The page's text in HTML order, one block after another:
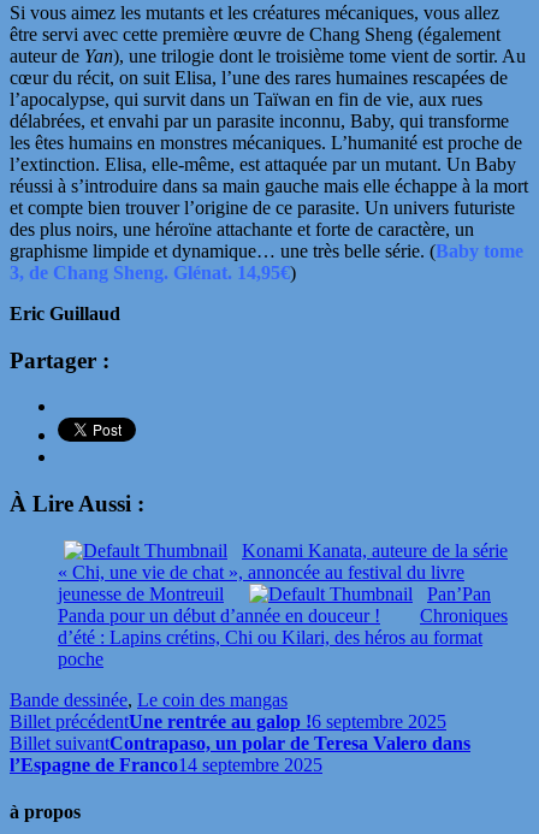
Si vous aimez les mutants et les créatures mécaniques, vous allez
être servi avec cette première œuvre de Chang Sheng (également
auteur de Yan), une trilogie dont le troisième tome vient de sortir. Au
cœur du récit, on suit Elisa, l’une des rares humaines rescapées de
l’apocalypse, qui survit dans un Taïwan en fin de vie, aux rues
délabrées, et envahi par un parasite inconnu, Baby, qui transforme
les êtes humains en monstres mécaniques. L’humanité est proche de
l’extinction. Elisa, elle-même, est attaquée par un mutant. Un Baby
réussi à s’introduire dans sa main gauche mais elle échappe à la mort
et compte bien trouver l’origine de ce parasite. Un univers futuriste
des plus noirs, une héroïne attachante et forte de caractère, un
graphisme limpide et dynamique… une très belle série. (Baby tome
3, de Chang Sheng. Glénat. 14,95€)
Eric Guillaud
Partager :
À Lire Aussi :
Konami Kanata, auteure de la série
« Chi, une vie de chat », annoncée au festival du livre
jeunesse de Montreuil
Pan’Pan
Panda pour un début d’année en douceur !
Chroniques
d’été : Lapins crétins, Chi ou Kilari, des héros au format
poche
Bande dessinée, Le coin des mangas
Billet précédentUne rentrée au galop !6 septembre 2025
Billet suivantContrapaso, un polar de Teresa Valero dans
l’Espagne de Franco14 septembre 2025
à propos